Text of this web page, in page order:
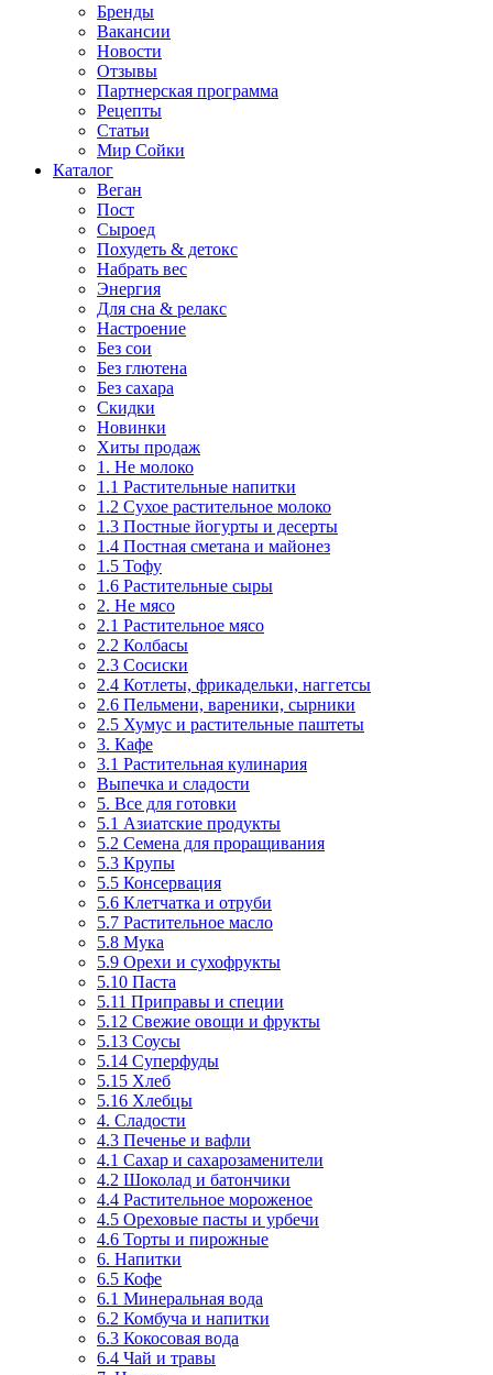
Бренды
Вакансии
Новости
Отзывы
Партнерская программа
Рецепты
Статьи
Мир Сойки
Каталог
Веган
Пост
Сыроед
Похудеть & детокс
Набрать вес
Энергия
Для сна & релакс
Настроение
Без сои
Без глютена
Без сахара
Скидки
Новинки
Хиты продаж
1. Не молоко
1.1 Растительные напитки
1.2 Сухое растительное молоко
1.3 Постные йогурты и десерты
1.4 Постная сметана и майонез
1.5 Тофу
1.6 Растительные сыры
2. Не мясо
2.1 Растительное мясо
2.2 Колбасы
2.3 Сосиски
2.4 Котлеты, фрикадельки, наггетсы
2.6 Пельмени, вареники, сырники
2.5 Хумус и растительные паштеты
3. Кафе
3.1 Растительная кулинария
Выпечка и сладости
5. Все для готовки
5.1 Азиатские продукты
5.2 Семена для проращивания
5.3 Крупы
5.5 Консервация
5.6 Клетчатка и отруби
5.7 Растительное масло
5.8 Мука
5.9 Орехи и сухофрукты
5.10 Паста
5.11 Приправы и специи
5.12 Свежие овощи и фрукты
5.13 Соусы
5.14 Суперфуды
5.15 Хлеб
5.16 Хлебцы
4. Сладости
4.3 Печенье и вафли
4.1 Сахар и сахарозаменители
4.2 Шоколад и батончики
4.4 Растительное мороженое
4.5 Ореховые пасты и урбечи
4.6 Торты и пирожные
6. Напитки
6.5 Кофе
6.1 Минеральная вода
6.2 Комбуча и напитки
6.3 Кокосовая вода
6.4 Чай и травы